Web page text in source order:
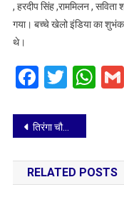
, हरदीप सिंह ,राममिलन , सविता
गया। बच्चे खेलो इंडिया का
थे।
Post
navigation
तिरंगा चौक पर 1929 वें दिन झंडारोहण किया गया
RELATED POSTS